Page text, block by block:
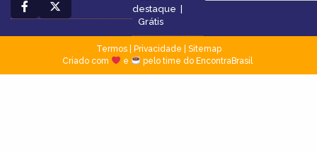
destaque |
Grátis
Termos| Privacidade
Sitemap
Criado com
e pelo time do EncontraBrasil